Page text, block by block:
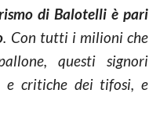
di Balotelli è pari
. Con tutti i milioni che
questi signori
e critiche dei tifosi, e